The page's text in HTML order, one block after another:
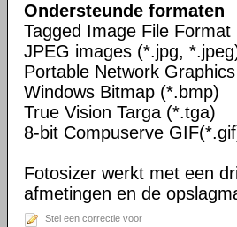
Ondersteunde formaten
Tagged Image File
JPEG images (*.jpg,
Portable Network
Windows Bitmap (*.bmp)
True Vision Targa (*.tga)
8-bit Compuserve
Fotosizer werkt met een
afmetingen en de
Stel een correctie voor